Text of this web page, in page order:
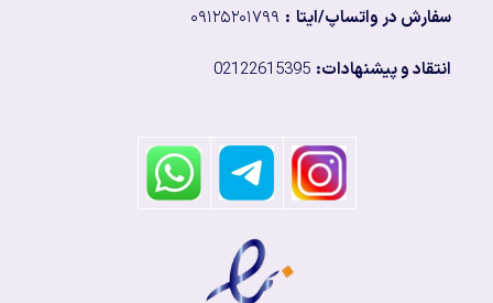
سفارش در واتساپ/ایتا :
انتقاد و پیشنهادات: